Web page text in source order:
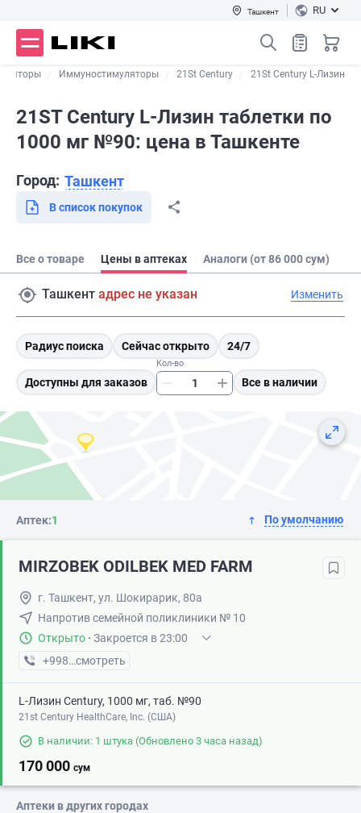
Ташкент RU
Иммуностимуляторы 21St Century 21St Century L-Лизин
21ST Century L-Лизин таблетки по
1000 мг №90: цена в Ташкенте
Город: Ташкент
В список покупок
Все о товаре Цены в аптеках Аналоги (от 86 000 сум)
Ташкент адрес не указан Изменить
Радиус поиска Сейчас открыто 24/7
Доступны для заказов
Кол-во
Все в наличии
Аптек:1 По умолчанию
MIRZOBEK ODILBEK MED FARM
г. Ташкент, ул. Шокирарик, 80а
Напротив семейной поликлиники № 10
Открыто · Закроется в 23:00
+998 (93) XXX-XX-XX
смотреть
L-Лизин Century, 1000 мг, таб. №90
21st Century HealthCare, Inc. (США)
В наличии: 1 штука (Обновлено 3 часа назад)
170 000 сум
Аптеки в других городах